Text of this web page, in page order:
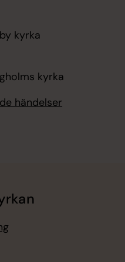
kyrka
kyrka
händelser